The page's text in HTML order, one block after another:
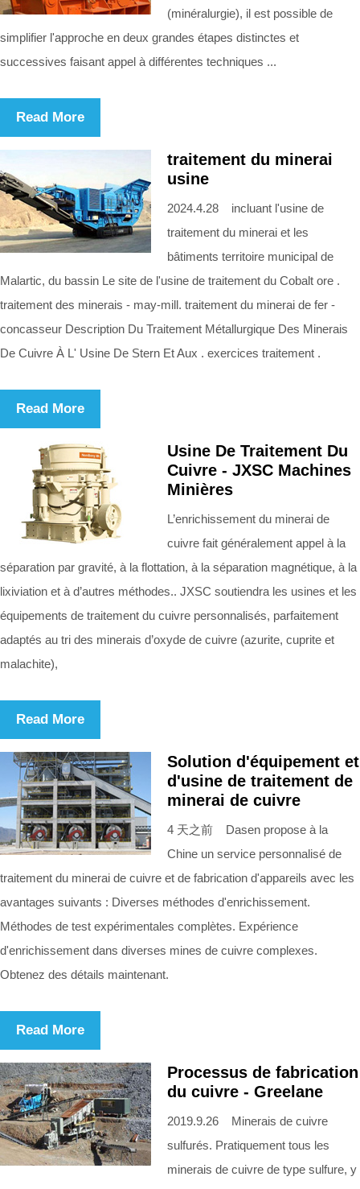
(minéralurgie), il est possible de
simplifier l'approche en deux grandes étapes distinctes et
successives faisant appel à différentes techniques ...
Read More
traitement du minerai
usine
2024.4.28 incluant l'usine de
traitement du minerai et les
bâtiments territoire municipal de
Malartic, du bassin Le site de l'usine de traitement du Cobalt ore .
traitement des minerais - may-mill. traitement du minerai de fer -
concasseur Description Du Traitement Métallurgique Des Minerais
De Cuivre À L' Usine De Stern Et Aux . exercices traitement .
Read More
Usine De Traitement Du
Cuivre - JXSC Machines
Minières
L’enrichissement du minerai de
cuivre fait généralement appel à la
séparation par gravité, à la flottation, à la séparation magnétique, à la
lixiviation et à d’autres méthodes.. JXSC soutiendra les usines et les
équipements de traitement du cuivre personnalisés, parfaitement
adaptés au tri des minerais d’oxyde de cuivre (azurite, cuprite et
malachite),
Read More
Solution d'équipement et
d'usine de traitement de
minerai de cuivre
4 天之前 Dasen propose à la
Chine un service personnalisé de
traitement du minerai de cuivre et de fabrication d'appareils avec les
avantages suivants : Diverses méthodes d'enrichissement.
Méthodes de test expérimentales complètes. Expérience
d'enrichissement dans diverses mines de cuivre complexes.
Obtenez des détails maintenant.
Read More
Processus de fabrication
du cuivre - Greelane
2019.9.26 Minerais de cuivre
sulfurés. Pratiquement tous les
minerais de cuivre de type sulfure, y